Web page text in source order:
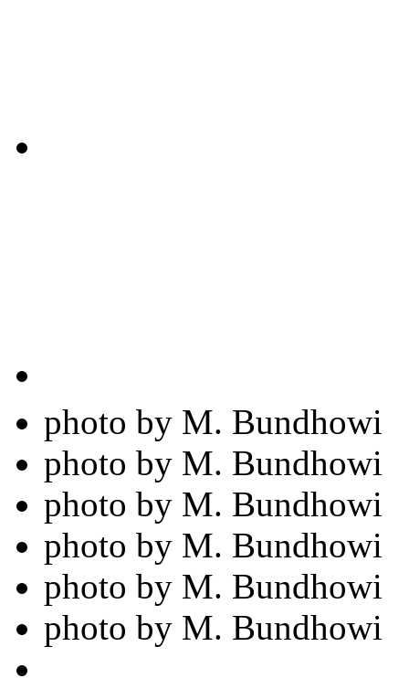
photo by M. Bundhowi
photo by M. Bundhowi
photo by M. Bundhowi
photo by M. Bundhowi
photo by M. Bundhowi
photo by M. Bundhowi